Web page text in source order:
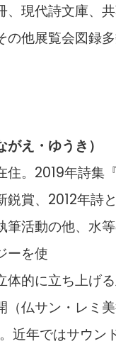
現代詩文庫、共
の他展覧会図録
え・ゆうき）
住。2019年詩集
鋭賞、2012年詩
筆活動の他、水
ーを使
体的に立ち上げ
仏サン・レミ美
近年ではサウン